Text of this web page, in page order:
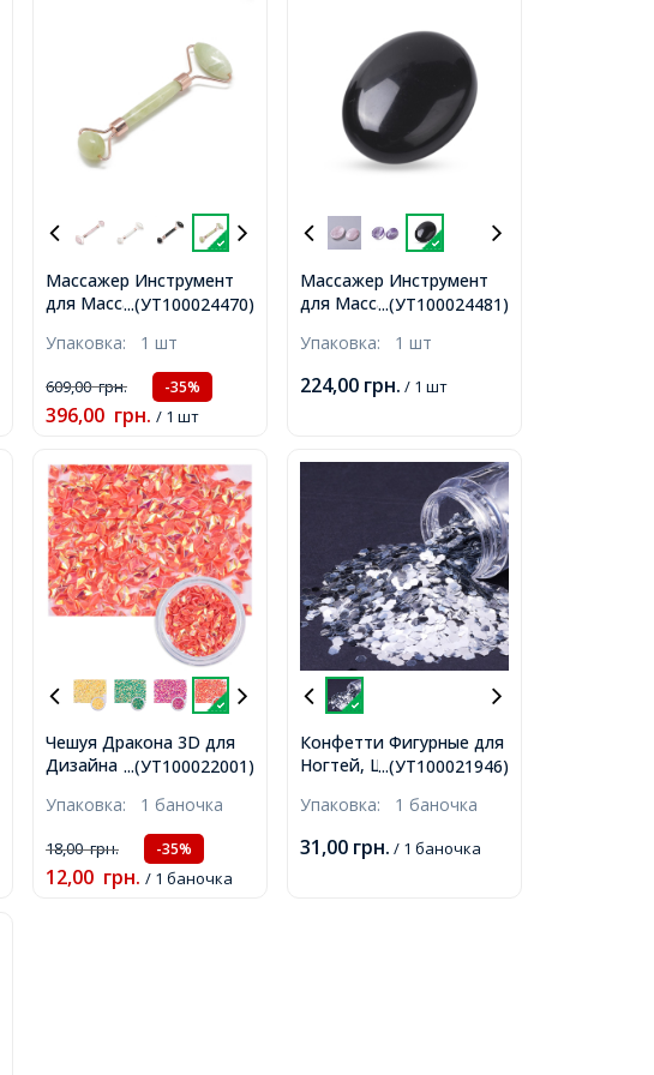
...(УТ100024470)
Массажер Инструмент
для Массажа из
Розовое Золото, 14-
Упаковка: 1 шт
609,00грн. -35%
396,00 грн. / 1 шт
...(УТ100024481)
Массажер Инструмент
для Массажа из
Обсидиана Овальный,
Упаковка: 1 шт
224,00 грн. / 1 шт
...(УТ100022001)
Чешуя Дракона 3D для
Дизайна Ногтей, Ромб,
Оранжевый, около 1г/
Упаковка: 1 баночка
18,00грн. -35%
12,00 грн. / 1 баночка
...(УТ100021946)
Конфетти Фигурные для
Ногтей, Шестиугольник,
Серебристыйый, около
Упаковка: 1 баночка
31,00 грн. / 1 баночка